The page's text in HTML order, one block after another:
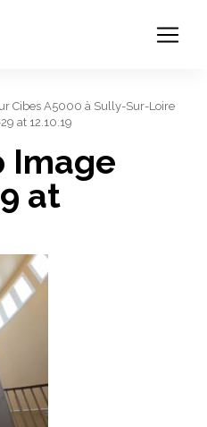
Cibes A5000 à Sully-Sur-Loire
at 12.10.19
Image
at